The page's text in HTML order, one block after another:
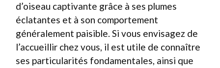
d’oiseau captivante grâce à ses plumes
éclatantes et à son comportement
généralement paisible. Si vous envisagez de
l’accueillir chez vous, il est utile de connaître
ses particularités fondamentales, ainsi que